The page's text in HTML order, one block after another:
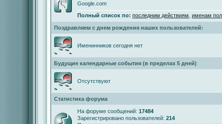
Google.com
Полный список по: последним действиям именам
Поздравляем с днем рождения наших пользователей:
Именинников сегодня нет
Будущие календарные события (в пределах 5 дней)
Отсутствуют
Статистика форума
На форуме сообщений: 17484
Зарегистрировано пользователей: 214